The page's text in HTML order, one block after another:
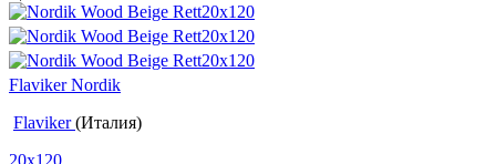
Flaviker Nordik
Flaviker(Италия)
20x120